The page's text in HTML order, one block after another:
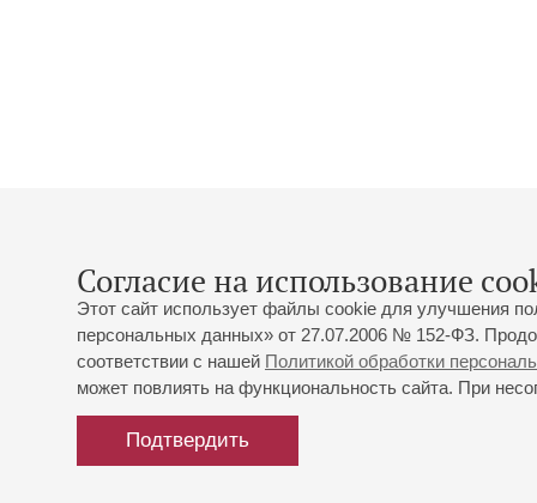
Согласие на использование
Этот сайт использует файлы cookie для улучшения
персональных данных» от 27.07.2006 № 152-ФЗ.
соответствии с нашей Политикой обработки
может повлиять на функциональность сайта. При
Подтвердить